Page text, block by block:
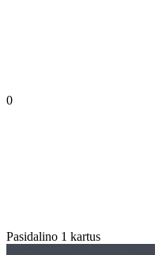
0
Pasidalino 1 kartus